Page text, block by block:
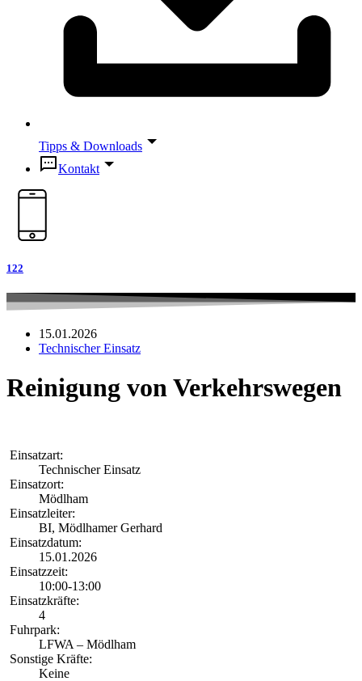
Tipps & Downloads
Kontakt
122
15.01.2026
Technischer Einsatz
Reinigung von Verkehrswegen
Einsatzart:
Technischer Einsatz
Einsatzort:
Mödlham
Einsatzleiter:
BI, Mödlhamer Gerhard
Einsatzdatum:
15.01.2026
Einsatzzeit:
10:00-13:00
Einsatzkräfte:
4
Fuhrpark:
LFWA – Mödlham
Sonstige Kräfte:
Keine